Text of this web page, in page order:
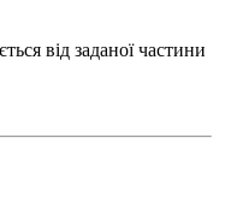
від заданої частини